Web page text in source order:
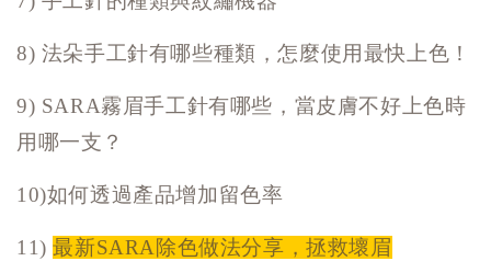
8) 法朵手工針有哪些種類，怎麼使用最快上色！
9) SARA霧眉手工針有哪些，當皮膚不好上色時
用哪一支？
10)如何透過產品增加留色率
11)最新SARA除色做法分享，拯救壞眉